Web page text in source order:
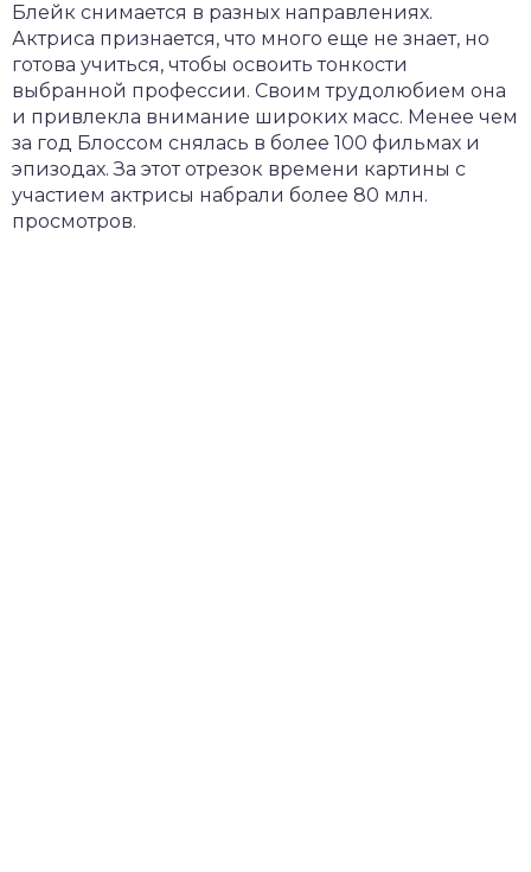
Блейк снимается в разных направлениях.
Актриса признается, что много еще не знает, но
готова учиться, чтобы освоить тонкости
выбранной профессии. Своим трудолюбием она
и привлекла внимание широких масс. Менее чем
за год Блоссом снялась в более 100 фильмах и
эпизодах. За этот отрезок времени картины с
участием актрисы набрали более 80 млн.
просмотров.